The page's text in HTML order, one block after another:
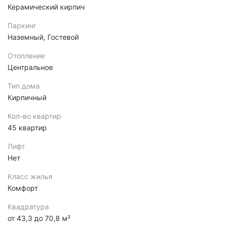
Керамический кирпич
Паркинг
Наземный, Гостевой
Отопление
Центральное
Тип дома
Кирпичный
Кол-во квартир
45 квартир
Лифт
Нет
Класс жилья
Комфорт
Квадратура
от 43,3 до 70,8 м²